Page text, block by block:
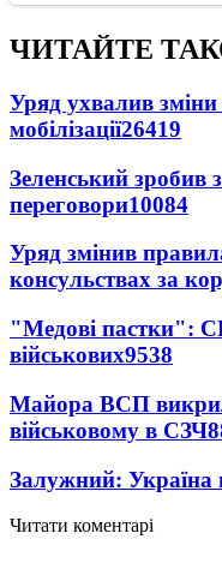
ЧИТАЙТЕ
Уряд ухвалив зміни
мобілізації26419
Зеленський зробив
переговори10084
Уряд змінив
консульствах за
"Медові пастки":
військових9538
Майора ВСП
військовому в СЗЧ
Залужний: Україна
Читати коментарі